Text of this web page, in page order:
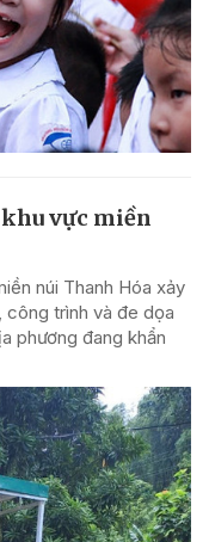
vực miền
núi Thanh Hóa xảy
công trình và đe dọa
phương đang khẩn